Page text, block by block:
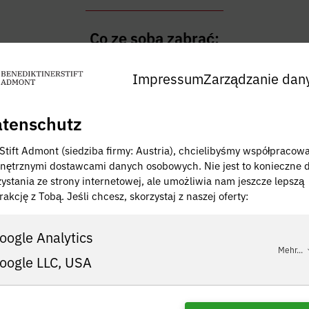
Co ze sobą zabrać:
manualne i techniczne oraz zrozumienie
z drewnem
i wyobraźnia przestrzenna
metody pracy i świadomość jakości
9. rok szkolny
To właśnie oferujemy:
w firmie działającej na arenie
program szkoleniowy z wieloma
kształcenia w dynamicznym zespole.
ofert, takich jak udział w seminariach
ImpressumZarządzanie
Admont (siedziba firmy: Austria), chcielibyśmy
dostawcami danych osobowych. Nie jest to konieczne
ze strony internetowej, ale umożliwia nam jeszcze lepszą
z Tobą. Jeśli chcesz, skorzystaj z naszej oferty:
Analytics
LLC, USA
Mehr...